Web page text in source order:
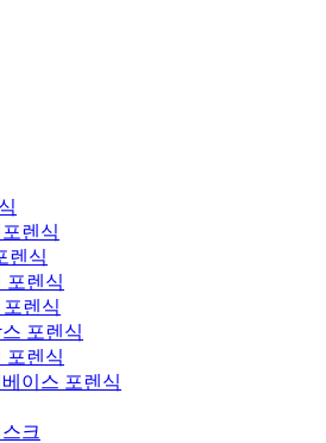
렌식
렌식
포렌식
렌식
포렌식
포렌식
이스 포렌식
크